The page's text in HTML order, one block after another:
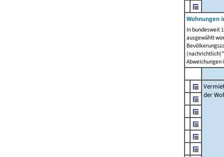
Wohnungen
In bundesweit
ausgewählt
Abweichungen
der